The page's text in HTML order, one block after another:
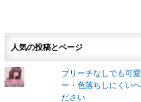
人気の投稿とページ
ブリーチなしでも可
ー・色落ちしにくい
ださい